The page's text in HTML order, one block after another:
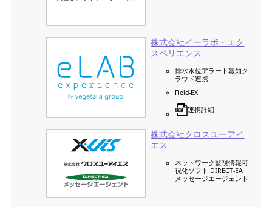
株式会社イーラボ・エク
スペリエンス
排水水位アラート報知ク
ラウド連携
Field-EX
連携詳細
株式会社クロスユーアイ
エス
ネットワーク監視情報可
視化ソフト DIRECT-EA
メッセージエージェント